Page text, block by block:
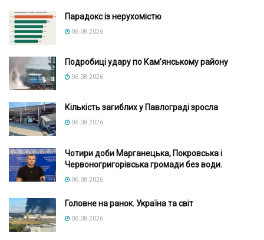
Парадокс із нерухомістю
06.08.2026
Подробиці удару по Кам’янському району
06.08.2026
Кількість загиблих у Павлограді зросла
06.08.2026
Чотири доби Марганецька, Покровська і
Червоногригорівська громади без води.
06.08.2026
Головне на ранок. Україна та світ
06.08.2026